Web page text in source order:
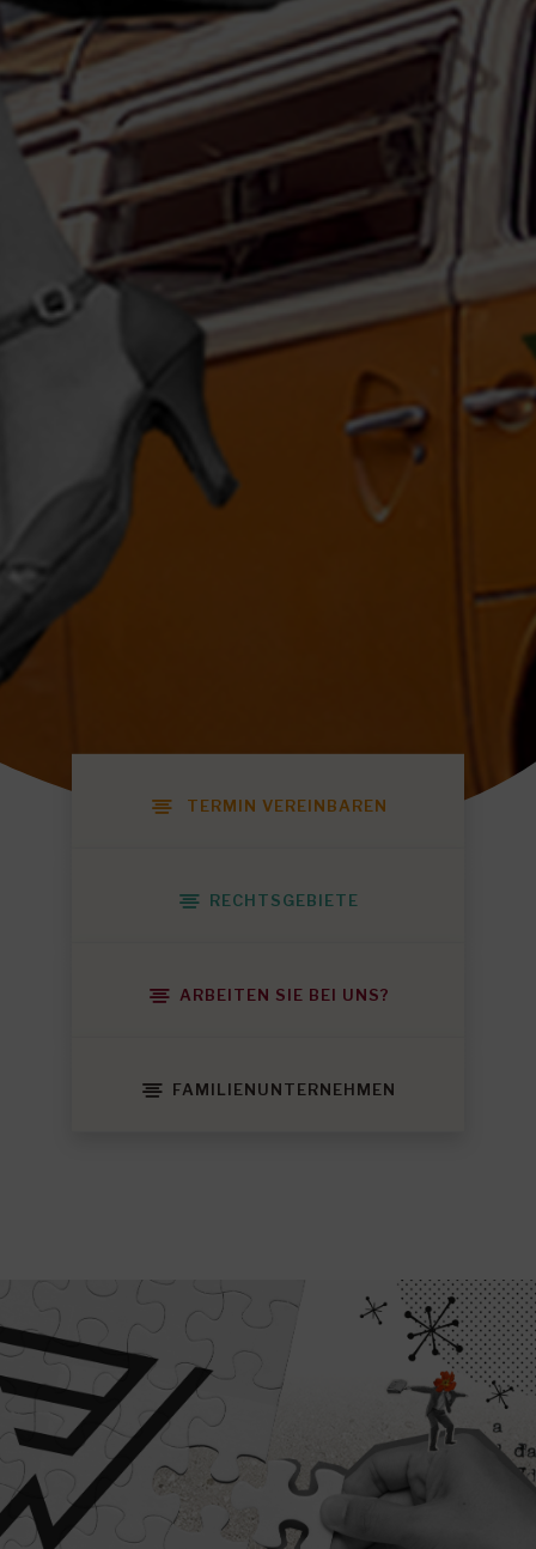
TERMIN VEREINBAREN
RECHTSGEBIETE
ARBEITEN SIE BEI UNS?
FAMILIENUNTERNEHMEN